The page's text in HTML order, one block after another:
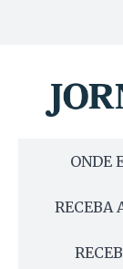
ONDE
RECEBA